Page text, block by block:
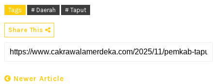
Tags # Daerah # Taput
Share This
Newer Article